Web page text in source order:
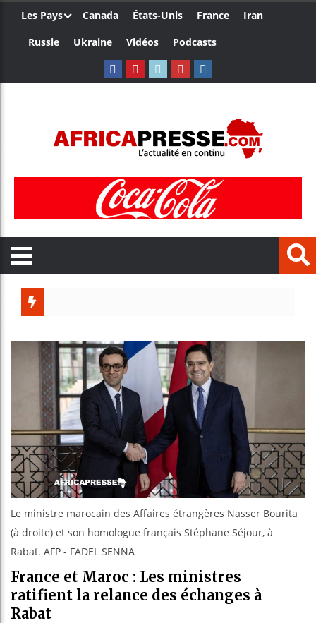
Les Pays Canada États-Unis France
Iran
Russie
Ukraine Vidéos Podcasts
Le ministre marocain des Affaires étrangères Nasser Bourita
(à droite) et son homologue français Stéphane Séjour, à
Rabat. AFP - FADEL SENNA
France et Maroc : Les ministres
ratifient la relance des échanges à
Rabat